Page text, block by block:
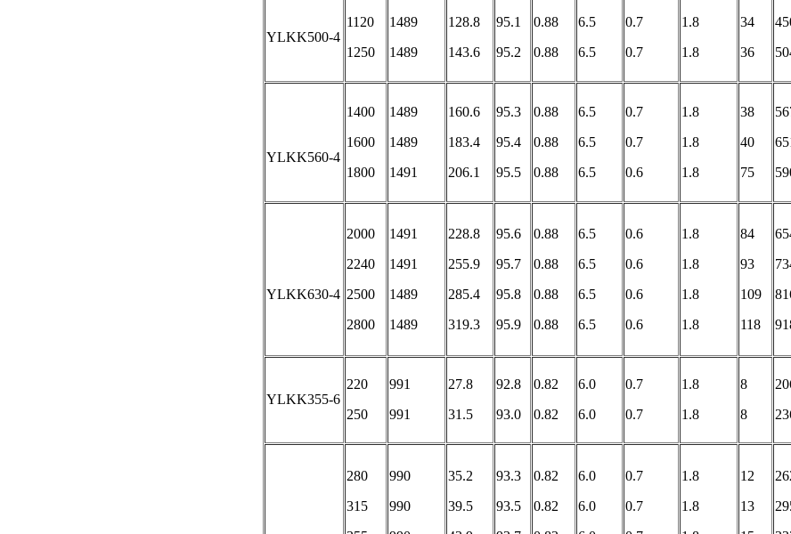
YLKK500-4
1120
1250
1489
1489
128.8
143.6
95.1
95.2
0.88
0.88
6.5
6.5
0.7
0.7
1.8
1.8
34
36
YLKK560-4
1400
1600
1800
1489
1489
1491
160.6
183.4
206.1
95.3
95.4
95.5
0.88
0.88
0.88
6.5
6.5
6.5
0.7
0.7
0.6
1.8
1.8
1.8
38
40
75
YLKK630-4
2000
2240
2500
2800
1491
1491
1489
1489
228.8
255.9
285.4
319.3
95.6
95.7
95.8
95.9
0.88
0.88
0.88
0.88
6.5
6.5
6.5
6.5
0.6
0.6
0.6
0.6
1.8
1.8
1.8
1.8
84
93
109
118
YLKK355-6
220
250
991
991
27.8
31.5
92.8
93.0
0.82
0.82
6.0
6.0
0.7
0.7
1.8
1.8
8
8
280
315
990
990
35.2
39.5
93.3
93.5
0.82
0.82
6.0
6.0
0.7
0.7
1.8
1.8
12
13